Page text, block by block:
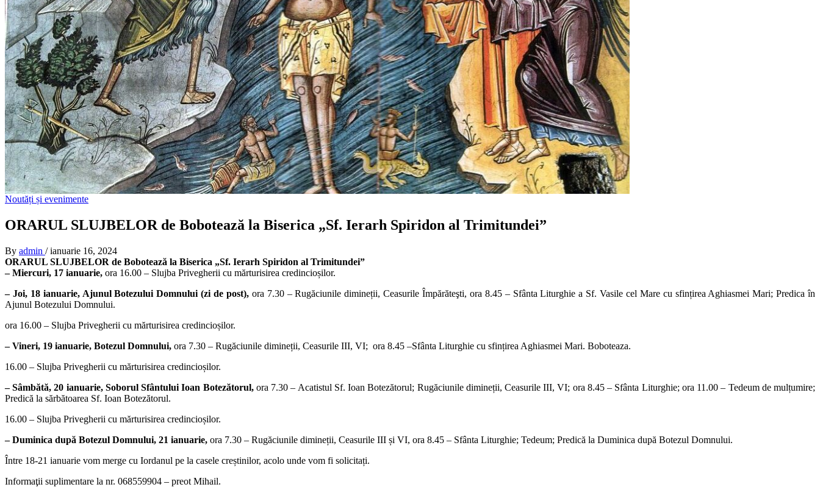
Noutăți și evenimente
ORARUL SLUJBELOR de Bobotează la Biserica „Sf. Ierarh Spiridon al Trimitundei”
By admin / ianuarie 16, 2024
ORARUL SLUJBELOR de Bobotează la Biserica „Sf. Ierarh Spiridon al Trimitundei”
– Miercuri, 17 ianuarie, ora 16.00 – Slujba Privegherii cu mărturisirea credincioșilor.
– Joi, 18 ianuarie, Ajunul Botezului Domnului (zi de post),ora 7.30 – Rugăciunile dimineții, Ceasurile Împărăteşti, ora 8.45 – Sfânta Liturghie a Sf. Vasile cel Mare cu sfințirea Aghiasmei Mari; Predica în
Ajunul Botezului Domnului.
ora 16.00 – Slujba Privegherii cu mărturisirea credincioșilor.
– Vineri, 19 ianuarie, Botezul Domnului, ora 7.30 – Rugăciunile dimineții, Ceasurile III, VI; ora 8.45 –Sfânta Liturghie cu sfințirea Aghiasmei Mari. Boboteaza.
16.00 – Slujba Privegherii cu mărturisirea credincioșilor.
– Sâmbătă, 20 ianuarie, Soborul Sfântului Ioan Botezătorul,ora 7.30 – Acatistul Sf. Ioan Botezătorul; Rugăciunile dimineții, Ceasurile III, VI; ora 8.45 – Sfânta Liturghie; ora 11.00 – Tedeum de mulțumire;
Predică la sărbătoarea Sf. Ioan Botezătorul.
16.00 – Slujba Privegherii cu mărturisirea credincioșilor.
– Duminica după Botezul Domnului, 21 ianuarie, ora 7.30 – Rugăciunile dimineții, Ceasurile III și VI, ora 8.45 – Sfânta Liturghie; Tedeum; Predică la Duminica după Botezul Domnului.
Între 18-21 ianuarie vom merge cu Iordanul pe la casele creștinilor, acolo unde vom fi solicitați.
Informaţii suplimentare la nr. 068559904 – preot Mihail.